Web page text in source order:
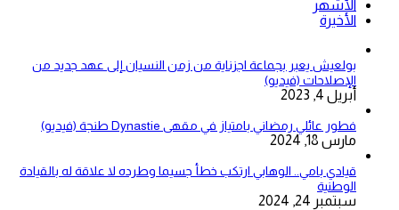
الأشهر
الأخيرة
بولعيش يعبر بجماعة اجزناية من زمن النسيان إلى عهد جديد من
الإصلاحات (فيديو)
أبريل 4, 2023
فطور عائلي رمضاني بامتياز في مقهى Dynastie طنجة (فيديو)
مارس 18, 2024
قيادي بامي.. الوهابي ارتكب خطأ جسيما وطرده لا علاقة له بالقيادة
الوطنية
سبتمبر 24, 2024